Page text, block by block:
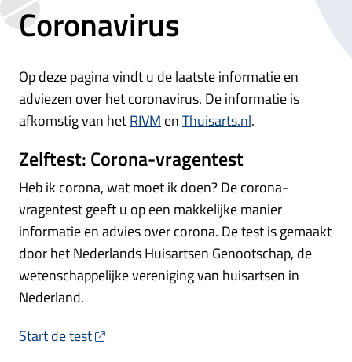
Coronavirus
Op deze pagina vindt u de laatste informatie en
adviezen over het coronavirus. De informatie is
afkomstig van hetRIVM enThuisarts.nl.
Zelftest: Corona-vragentest
Heb ik corona, wat moet ik doen? De corona-
vragentest geeft u op een makkelijke manier
informatie en advies over corona. De test is gemaakt
door het Nederlands Huisartsen Genootschap, de
wetenschappelijke vereniging van huisartsen in
Nederland.
Start de test